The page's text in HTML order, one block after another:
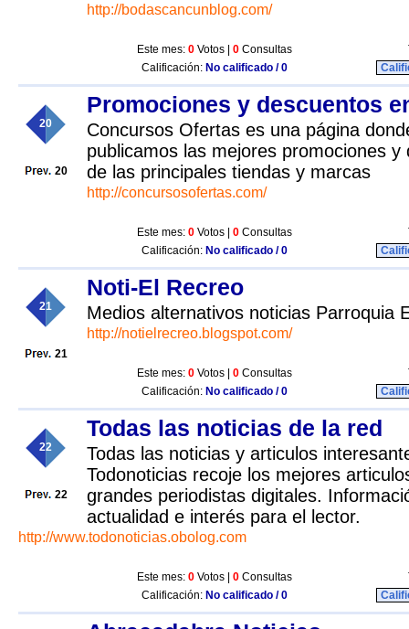
http://bodascancunblog.com/
Este mes: 0 Votos | 0 Consultas
Calificación: No calificado / 0
20
20
Promociones y descuentos
Concursos Ofertas es una página
publicamos las mejores promociones
de las principales tiendas y marcas
http://concursosofertas.com/
Este mes: 0 Votos | 0 Consultas
Calificación: No calificado / 0
21
21
Noti-El Recreo
Medios alternativos noticias Parroquia
http://notielrecreo.blogspot.com/
Este mes: 0 Votos | 0 Consultas
Calificación: No calificado / 0
22
22
Todas las noticias de la red
Todas las noticias y articulos
Todonoticias recoje los mejores
grandes periodistas digitales.
actualidad e interés para el lector.
http://www.todonoticias.obolog.com
Este mes: 0 Votos | 0 Consultas
Calificación: No calificado / 0